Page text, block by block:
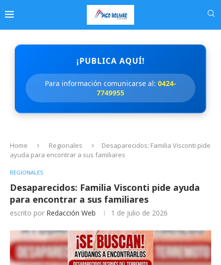
¡PUBLICA AQUÍ!
Para información comunicarse al: 0424-
7749955
Home Regionales
Desaparecidos: Familia Visconti pide
ayuda para encontrar a sus familiares
REGIONALES
Desaparecidos: Familia Visconti pide ayuda
para encontrar a sus familiares
escrito por Redacción Web 1 de julio de 2026